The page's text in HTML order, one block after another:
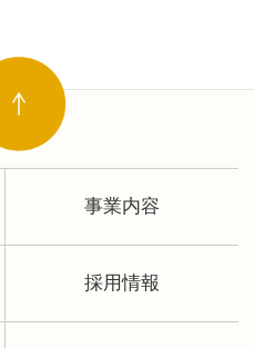
事業内容
採用情報